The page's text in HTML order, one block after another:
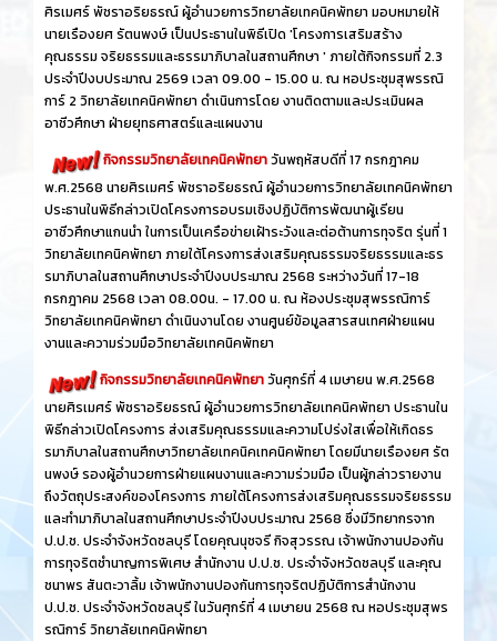
ศิรเมศร์ พัชราอริยธรณ์ ผู้อำนวยการวิทยาลัยเทคนิคพัทยา มอบหมายให้
นายเรืองยศ รัตนพงษ์ เป็นประธานในพิธีเปิด 'โครงการเสริมสร้าง
คุณธรรม จริยธรรมและธรรมาภิบาลในสถานศึกษา ' ภายใต้กิจกรรมที่ 2.3
ประจำปีงบประมาณ 2569 เวลา 09.00 - 15.00 น. ณ หอประชุมสุพรรณิ
การ์ 2 วิทยาลัยเทคนิคพัทยา ดำเนินการโดย งานติดตามและประเมินผล
อาชีวศึกษา ฝ่ายยุทธศาสตร์และแผนงาน
กิจกรรมวิทยาลัยเทคนิคพัทยาวันพฤหัสบดีที่ 17 กรกฎาคม
พ.ศ.2568 นายศิรเมศร์ พัชราอริยธรณ์ ผู้อำนวยการวิทยาลัยเทคนิคพัทยา
ประธานในพิธีกล่าวเปิดโครงการอบรมเชิงปฏิบัติการพัฒนาผู้เรียน
อาชีวศึกษาแกนนำ ในการเป็นเครือข่ายเฝ้าระวังและต่อต้านการทุจริต รุ่นที่ 1
วิทยาลัยเทคนิคพัทยา ภายใต้โครงการส่งเสริมคุณธรรมจริยธรรมและธร
รมาภิบาลในสถานศึกษาประจำปีงบประมาณ 2568 ระหว่างวันที่ 17-18
กรกฎาคม 2568 เวลา 08.00น. - 17.00 น. ณ ห้องประชุมสุพรรณิการ์
วิทยาลัยเทคนิคพัทยา ดำเนินงานโดย งานศูนย์ข้อมูลสารสนเทศฝ่ายแผน
งานและความร่วมมือวิทยาลัยเทคนิคพัทยา
กิจกรรมวิทยาลัยเทคนิคพัทยาวันศุกร์ที่ 4 เมษายน พ.ศ.2568
นายศิรเมศร์ พัชราอริยธรณ์ ผู้อำนวยการวิทยาลัยเทคนิคพัทยา ประธานใน
พิธีกล่าวเปิดโครงการ ส่งเสริมคุณธรรมและความโปร่งใสเพื่อให้เกิดธร
รมาภิบาลในสถานศึกษาวิทยาลัยเทคนิคเทคนิคพัทยา โดยมีนายเรืองยศ รัต
นพงษ์ รองผู้อำนวยการฝ่ายแผนงานและความร่วมมือ เป็นผู้กล่าวรายงาน
ถึงวัตถุประสงค์ของโครงการ ภายใต้โครงการส่งเสริมคุณธรรมจริยธรรม
และทำมาภิบาลในสถานศึกษาประจำปีงบประมาณ 2568 ซึ่งมีวิทยากรจาก
ป.ป.ช. ประจำจังหวัดชลบุรี โดยคุณนุชจรี กิจสุวรรณ เจ้าพนักงานปองกัน
การทุจริตชำนาญการพิเศษ สำนักงาน ป.ป.ช. ประจำจังหวัดชลบุรี และคุณ
ชนาพร สันตะวาลิ้ม เจ้าพนักงานปองกันการทุจริตปฏิบัติการสำนักงาน
ป.ป.ช. ประจำจังหวัดชลบุรี ในวันศุกร์ที่ 4 เมษายน 2568 ณ หอประชุมสุพร
รณิการ์ วิทยาลัยเทคนิคพัทยา